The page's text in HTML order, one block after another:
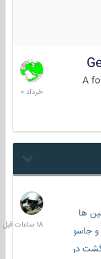
A
10
خرداد
1400
دریایی
18
ساعات
قبل